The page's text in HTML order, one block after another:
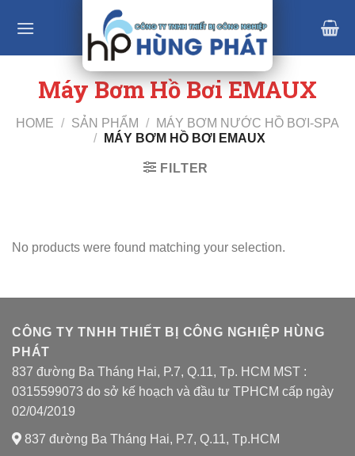
Máy Bơm Hồ Bơi EMAUX
HOME / SẢN PHẨM /
MÁY BƠM NƯỚC HỒ BƠI-SPA
/
MÁY BƠM HỒ BƠI EMAUX
FILTER
No products were found matching your selection.
CÔNG TY TNHH THIẾT BỊ CÔNG NGHIỆP HÙNG
PHÁT
837 đường Ba Tháng Hai, P.7, Q.11, Tp. HCM MST :
0315599073 do sở kế hoạch và đầu tư TPHCM cấp ngày
02/04/2019
837 đường Ba Tháng Hai, P.7, Q.11, Tp.HCM